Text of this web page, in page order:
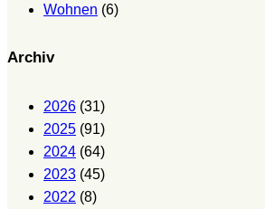
Wohnen (6)
Archiv
2026 (31)
2025 (91)
2024 (64)
2023 (45)
2022 (8)